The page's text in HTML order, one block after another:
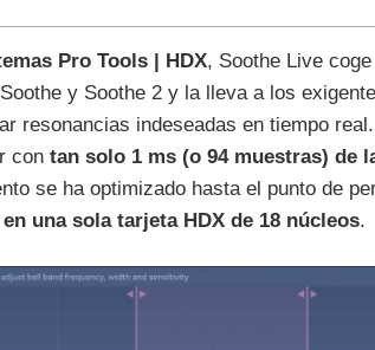
Pro Tools | HDX, Soothe Live
y Soothe 2 y la lleva a los
resonancias indeseadas en tiempo
con tan solo 1 ms (o 94 muestras) de
se ha optimizado hasta el punto de
una sola tarjeta HDX de 18 núcleos.